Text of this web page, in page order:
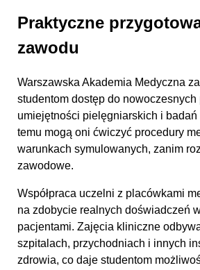
Praktyczne
zawodu
Warszawska Akademia Medyczna
studentom dostęp do nowoczesnych
umiejętności pielęgniarskich i
temu mogą oni ćwiczyć procedury
warunkach symulowanych, zanim
zawodowe.
Współpraca uczelni z placówkami
na zdobycie realnych doświadczeń
pacjentami. Zajęcia kliniczne
szpitalach, przychodniach i innych
zdrowia, co daje studentom